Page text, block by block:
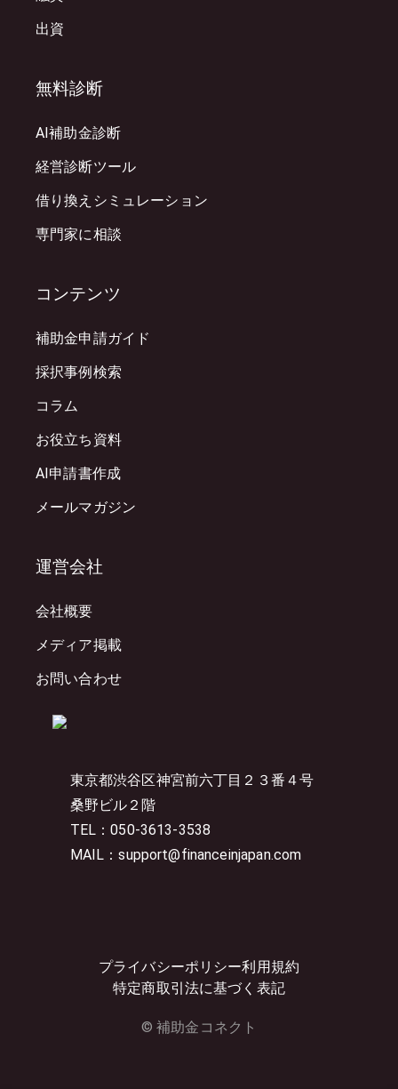
東京都渋谷区神宮前六丁目２３番４号
桑野ビル２階
TEL：050-3613-3538
MAIL：support@financeinjapan.com
プライバシーポリシー利用規約
特定商取引法に基づく表記
© 補助金コネクト
出資
無料診断
AI補助金診断
経営診断ツール
借り換えシミュレーション
専門家に相談
コンテンツ
補助金申請ガイド
採択事例検索
コラム
お役立ち資料
AI申請書作成
メールマガジン
運営会社
会社概要
メディア掲載
お問い合わせ